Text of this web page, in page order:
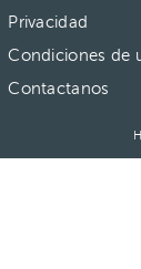
Privacidad
Condiciones de
Contactanos